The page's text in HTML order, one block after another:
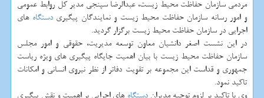
مردمی سازمان حفاظت محیط زیست، عبدالرضا سپنجی مدیر كل روابط عمومی
و امور رسانه سازمان حفاظت محیط زیست و نمایندگان پیگیریدستگاه های
اجرایی در سازمان حفاظت محیط زیست برگزار گردید.
در این نشست اصغر دانشیان معاون توسعه مدیریت، حقوقی و امور مجلس
سازمان حفاظت محیط زیست با بیان اهمیت جایگاه پیگیری های ویژه ریاست
جمهوری و قداست این مجموعه بر تقویت دفاتر از نظر نیروی انسانی و امكانات
تاكید نمود.
وی با تاكید بر لزوم توجیه مدیراندستگاه های اجرایی بر اهمیت و نقش پیگیری